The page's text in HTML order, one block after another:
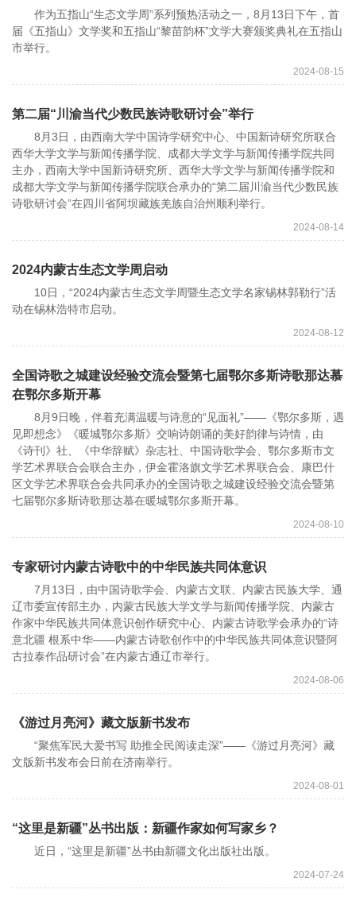
作为五指山“生态文学周”系列预热活动之一，8月13日下午，首
届《五指山》文学奖和五指山“黎苗韵杯”文学大赛颁奖典礼在五指山
市举行。
2024-08-15
第二届“川渝当代少数民族诗歌研讨会”举行
8月3日，由西南大学中国诗学研究中心、中国新诗研究所联合
西华大学文学与新闻传播学院、成都大学文学与新闻传播学院共同
主办，西南大学中国新诗研究所、西华大学文学与新闻传播学院和
成都大学文学与新闻传播学院联合承办的“第二届川渝当代少数民族
诗歌研讨会”在四川省阿坝藏族羌族自治州顺利举行。
2024-08-14
2024内蒙古生态文学周启动
10日，“2024内蒙古生态文学周暨生态文学名家锡林郭勒行”活
动在锡林浩特市启动。
2024-08-12
全国诗歌之城建设经验交流会暨第七届鄂尔多斯诗歌那达慕
在鄂尔多斯开幕
8月9日晚，伴着充满温暖与诗意的“见面礼”——《鄂尔多斯，遇
见即想念》《暖城鄂尔多斯》交响诗朗诵的美好韵律与诗情，由
《诗刊》社、《中华辞赋》杂志社、中国诗歌学会、鄂尔多斯市文
学艺术界联合会联合主办，伊金霍洛旗文学艺术界联合会、康巴什
区文学艺术界联合会共同承办的全国诗歌之城建设经验交流会暨第
七届鄂尔多斯诗歌那达慕在暖城鄂尔多斯开幕。
2024-08-10
专家研讨内蒙古诗歌中的中华民族共同体意识
7月13日，由中国诗歌学会、内蒙古文联、内蒙古民族大学、通
辽市委宣传部主办，内蒙古民族大学文学与新闻传播学院、内蒙古
作家中华民族共同体意识创作研究中心、内蒙古诗歌学会承办的“诗
意北疆 根系中华——内蒙古诗歌创作中的中华民族共同体意识暨阿
古拉泰作品研讨会”在内蒙古通辽市举行。
2024-08-06
《游过月亮河》藏文版新书发布
“聚焦军民大爱书写 助推全民阅读走深”——《游过月亮河》藏
文版新书发布会日前在济南举行。
2024-08-01
“这里是新疆”丛书出版：新疆作家如何写家乡？
近日，“这里是新疆”丛书由新疆文化出版社出版。
2024-07-24